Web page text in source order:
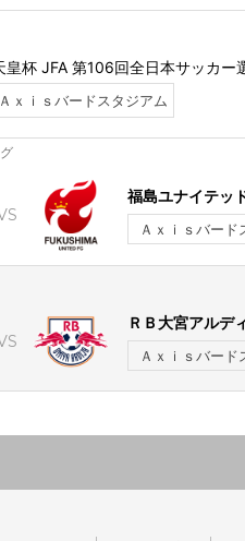
皇杯 JFA 第106回全日本サッカ
Ａｘｉｓバードスタジアム
福島ユナイテッ
Ａｘｉｓバード
ＲＢ大宮アルデ
Ａｘｉｓバード